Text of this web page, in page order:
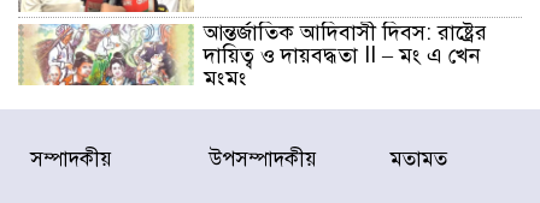
আন্তর্জাতিক আদিবাসী দিবস: রাষ্ট্রের
দায়িত্ব ও দায়বদ্ধতা II – মং এ খেন
মংমং
যৌথ প্রতিরক্ষা চুক্তি স্বাক্ষর করেছে
সৌদি-তুরস্ক-পাকিস্তান
সম্পাদকীয় উপসম্পাদকীয় মতামত